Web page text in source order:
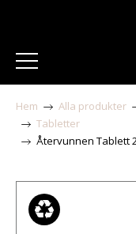
Hem Alla produkter
Tabletter
Återvunnen Tablett